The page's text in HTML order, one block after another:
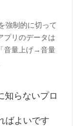
強制的に切って
プリのデータは
音量上げ→音量
知らないプロ
ばよいです